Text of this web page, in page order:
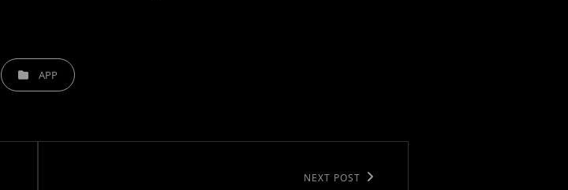
CATEGORIES
APP
NEXT POST